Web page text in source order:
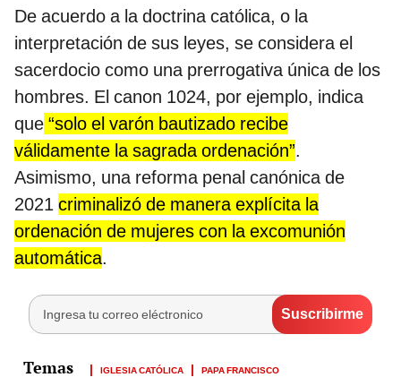
De acuerdo a la doctrina católica, o la
interpretación de sus leyes, se considera el
sacerdocio como una prerrogativa única de los
hombres. El canon 1024, por ejemplo, indica
que “solo el varón bautizado recibe
válidamente la sagrada ordenación”.
Asimismo, una reforma penal canónica de
2021 criminalizó de manera explícita la
ordenación de mujeres con la excomunión
automática.
IGLESIA CATÓLICA PAPA FRANCISCO